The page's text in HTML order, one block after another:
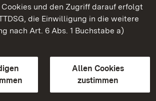
und den Zugriff darauf erfolgt
die Einwilligung in die weitere
nach Art. 6 Abs. 1 Buchstabe a)
Allen Cookies
zustimmen
und Gärten Baden-Württemberg
Leichte Sprache
Seiten)